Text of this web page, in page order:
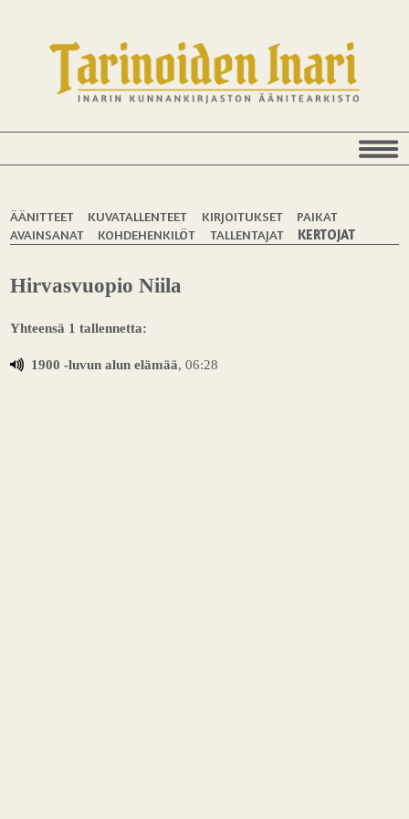
ÄÄNITTEET KUVATALLENTEET KIRJOITUKSET
PAIKAT
AVAINSANAT
KOHDEHENKILÖT TALLENTAJAT KERTOJAT
Hirvasvuopio Niila
Yhteensä 1 tallennetta:
1900 -luvun alun elämää, 06:28